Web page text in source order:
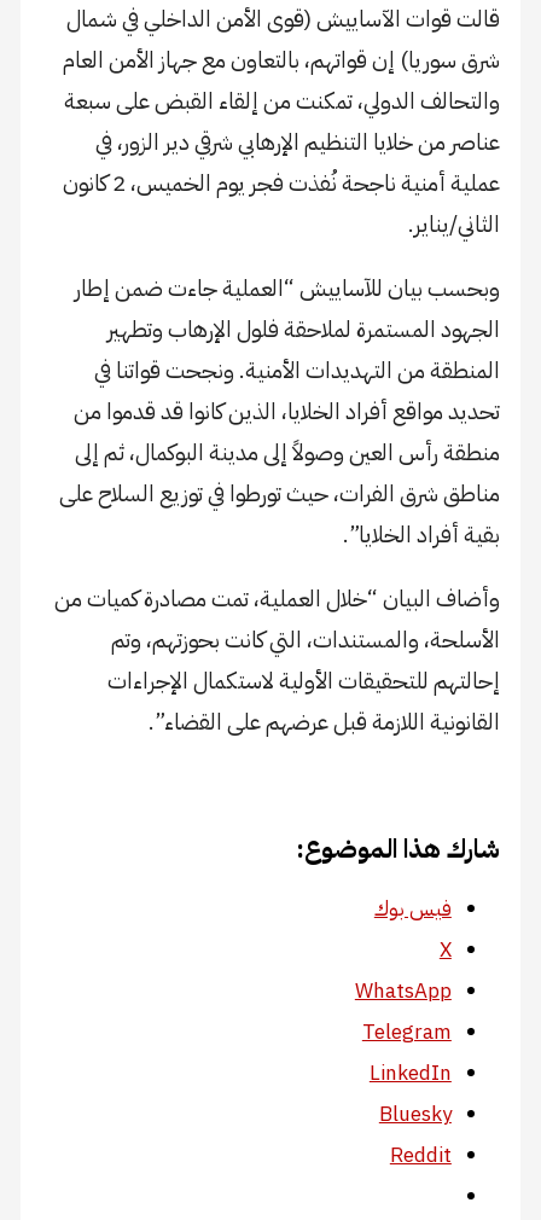
قالت قوات الآساييش (قوى الأمن الداخلي في شمال
شرق سوريا) إن قواتهم، بالتعاون مع جهاز الأمن العام
والتحالف الدولي، تمكنت من إلقاء القبض على سبعة
عناصر من خلايا التنظيم الإرهابي شرقي دير الزور، في
عملية أمنية ناجحة نُفذت فجر يوم الخميس، 2 كانون
الثاني/يناير.
وبحسب بيان للآساييش “العملية جاءت ضمن إطار
الجهود المستمرة لملاحقة فلول الإرهاب وتطهير
المنطقة من التهديدات الأمنية. ونجحت قواتنا في
تحديد مواقع أفراد الخلايا، الذين كانوا قد قدموا من
منطقة رأس العين وصولاً إلى مدينة البوكمال، ثم إلى
مناطق شرق الفرات، حيث تورطوا في توزيع السلاح على
بقية أفراد الخلايا”.
وأضاف البيان “خلال العملية، تمت مصادرة كميات من
الأسلحة، والمستندات، التي كانت بحوزتهم، وتم
إحالتهم للتحقيقات الأولية لاستكمال الإجراءات
القانونية اللازمة قبل عرضهم على القضاء”.
شارك هذا الموضوع:
فيس بوك
X
WhatsApp
Telegram
LinkedIn
Bluesky
Reddit